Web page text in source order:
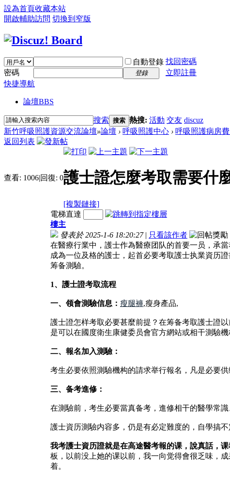
設為首頁收藏本站
開啟輔助訪問 切換到窄版
自動登錄 找回密碼
密碼
登錄
立即註冊
快捷導航
論壇BBS
搜索 搜索 熱搜: 活動 交友 discuz
新竹呼吸照護資源交流論壇»論壇 › 呼吸照護中心 › 呼吸照護病房費
返回列表
查看: 1006|回復: 0護士證怎麼考取需要什
[複製鏈接]
電梯直達
樓主
發表於 2025-1-6 18:20:27 | 只看該作者
在醫療行業中，護士作為醫療团队的首要一员，承當
成為一位及格的護士，起首必要考取護士执業資历
筹备測驗。
1、護士證考取流程
一、领會測驗信息： 瘦腿褲,瘦身產品,
護士證怎样考取必要甚麼前提？在筹备考取護士證
是可以在國度衛生康健委员會官方網站或相干測驗機
二、報名加入測驗：
考生必要依照測驗機构的請求举行報名，凡是必要
三、备考進修：
在測驗前，考生必要當真备考，進修相干的醫學常
護士資历測驗内容多，仍是有必定難度的，自學搞
我考護士資历證就是在高途醫考報的课，說真話，
板，以前没上她的课以前，我一向觉得會很乏味，
着。